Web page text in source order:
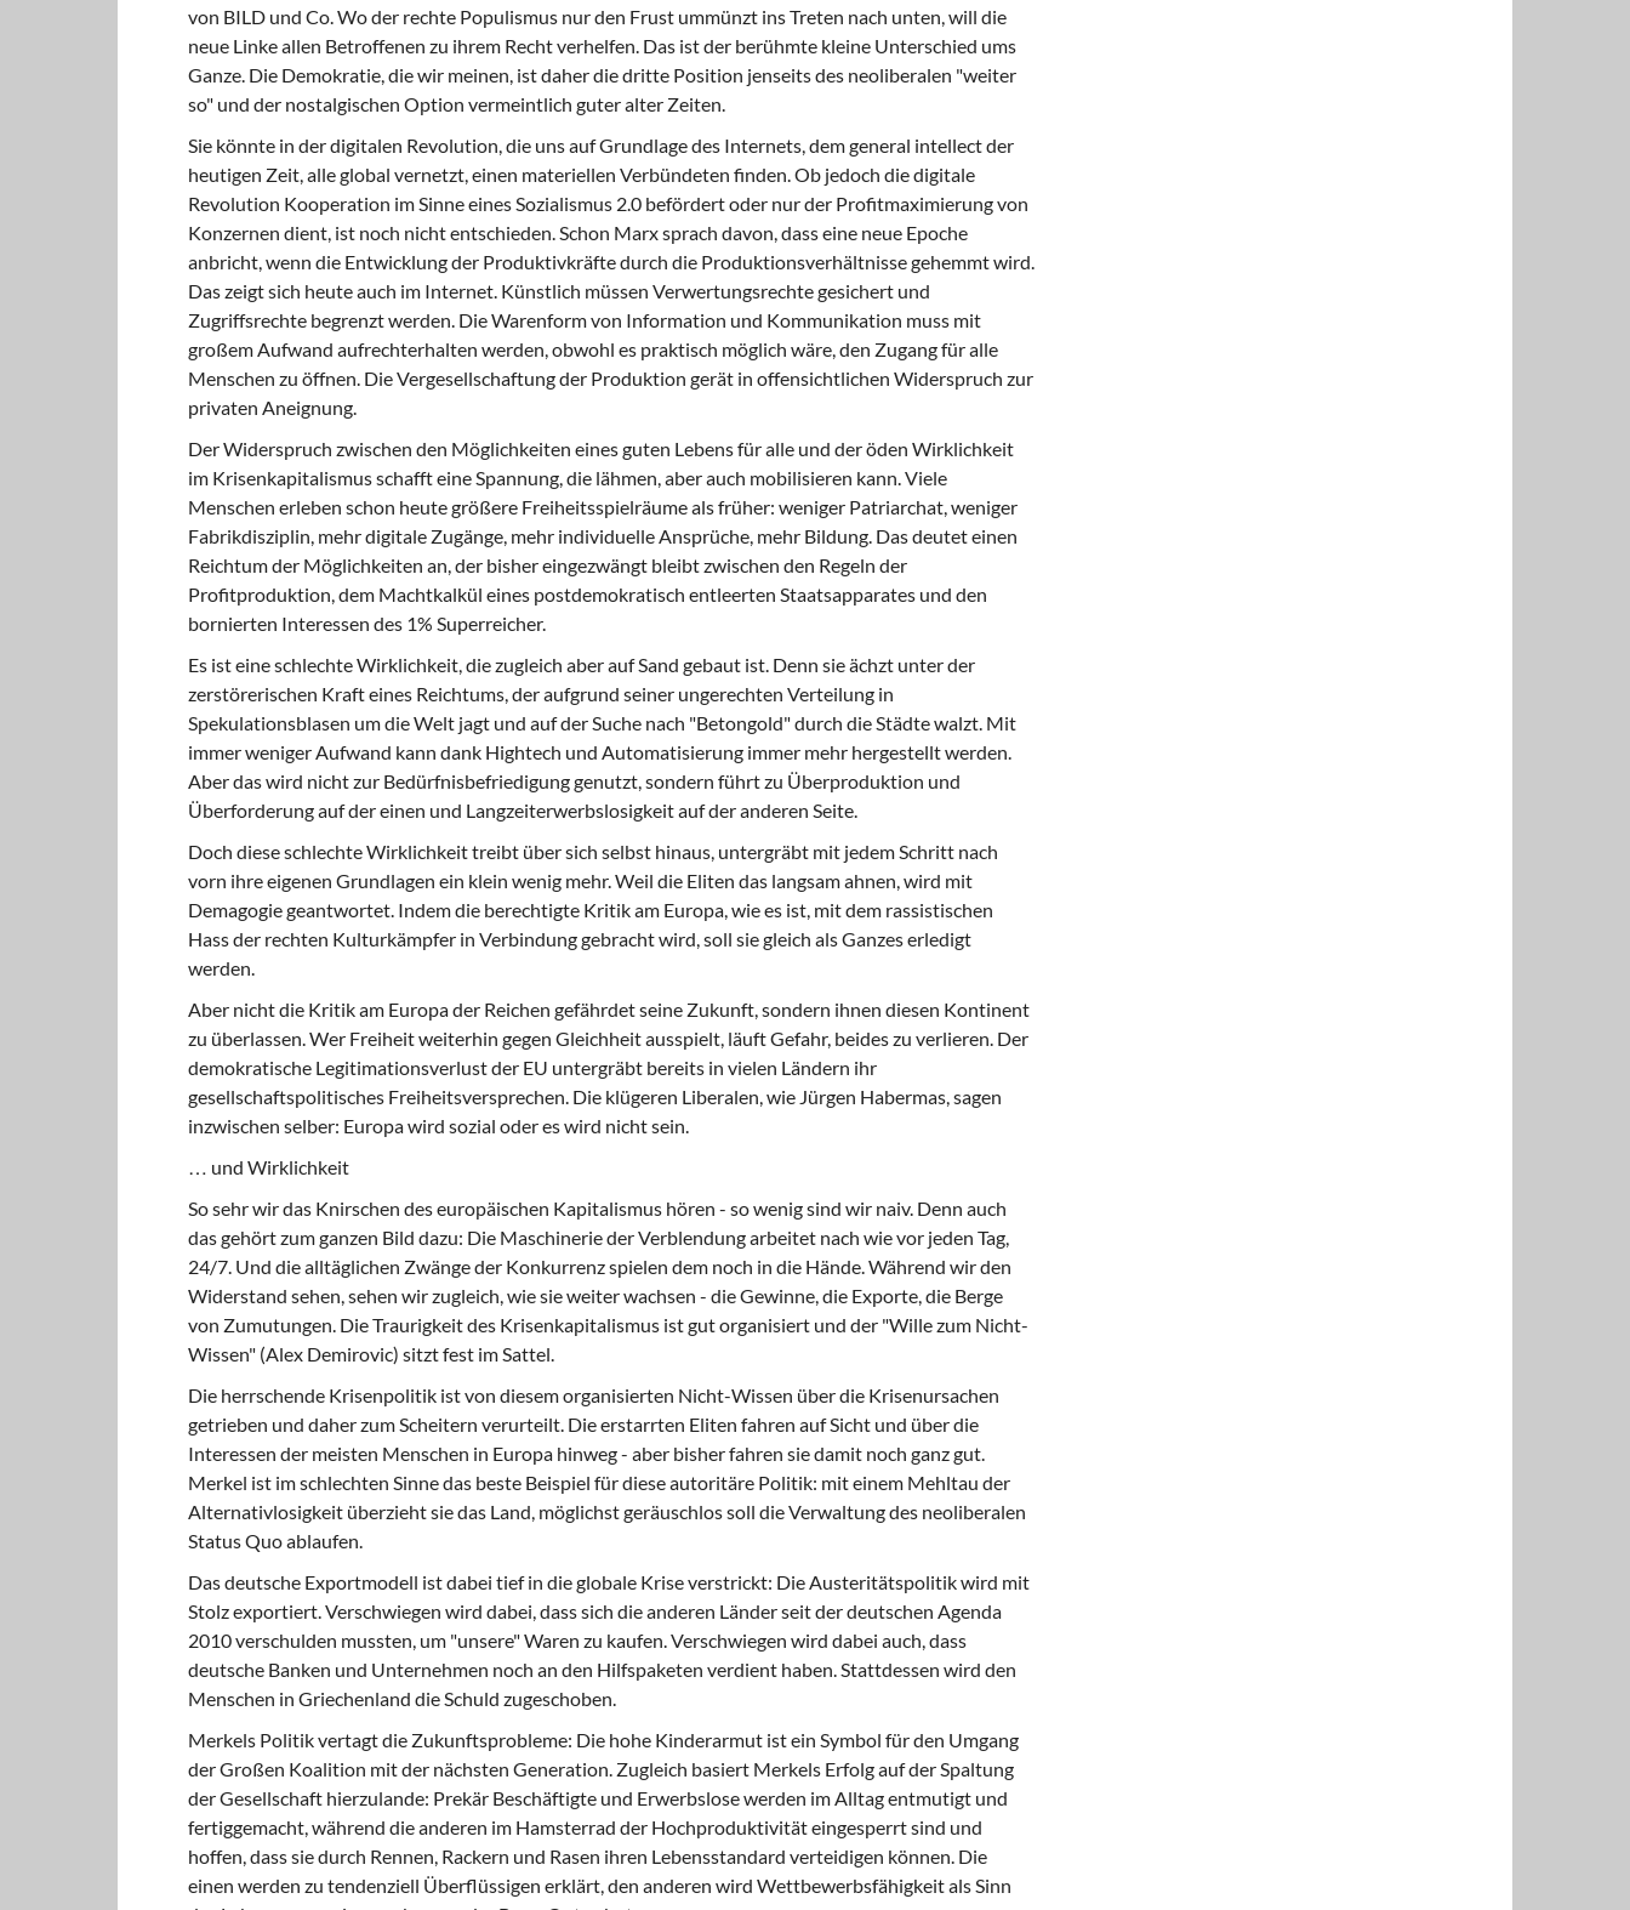
von BILD und Co. Wo der rechte Populismus nur den Frust ummünzt ins Treten nach unten, will die
neue Linke allen Betroffenen zu ihrem Recht verhelfen. Das ist der berühmte kleine Unterschied ums
Ganze. Die Demokratie, die wir meinen, ist daher die dritte Position jenseits des neoliberalen "weiter
so" und der nostalgischen Option vermeintlich guter alter Zeiten.
Sie könnte in der digitalen Revolution, die uns auf Grundlage des Internets, dem general intellect der
heutigen Zeit, alle global vernetzt, einen materiellen Verbündeten finden. Ob jedoch die digitale
Revolution Kooperation im Sinne eines Sozialismus 2.0 befördert oder nur der Profitmaximierung von
Konzernen dient, ist noch nicht entschieden. Schon Marx sprach davon, dass eine neue Epoche
anbricht, wenn die Entwicklung der Produktivkräfte durch die Produktionsverhältnisse gehemmt wird.
Das zeigt sich heute auch im Internet. Künstlich müssen Verwertungsrechte gesichert und
Zugriffsrechte begrenzt werden. Die Warenform von Information und Kommunikation muss mit
großem Aufwand aufrechterhalten werden, obwohl es praktisch möglich wäre, den Zugang für alle
Menschen zu öffnen. Die Vergesellschaftung der Produktion gerät in offensichtlichen Widerspruch zur
privaten Aneignung.
Der Widerspruch zwischen den Möglichkeiten eines guten Lebens für alle und der öden Wirklichkeit
im Krisenkapitalismus schafft eine Spannung, die lähmen, aber auch mobilisieren kann. Viele
Menschen erleben schon heute größere Freiheitsspielräume als früher: weniger Patriarchat, weniger
Fabrikdisziplin, mehr digitale Zugänge, mehr individuelle Ansprüche, mehr Bildung. Das deutet einen
Reichtum der Möglichkeiten an, der bisher eingezwängt bleibt zwischen den Regeln der
Profitproduktion, dem Machtkalkül eines postdemokratisch entleerten Staatsapparates und den
bornierten Interessen des 1% Superreicher.
Es ist eine schlechte Wirklichkeit, die zugleich aber auf Sand gebaut ist. Denn sie ächzt unter der
zerstörerischen Kraft eines Reichtums, der aufgrund seiner ungerechten Verteilung in
Spekulationsblasen um die Welt jagt und auf der Suche nach "Betongold" durch die Städte walzt. Mit
immer weniger Aufwand kann dank Hightech und Automatisierung immer mehr hergestellt werden.
Aber das wird nicht zur Bedürfnisbefriedigung genutzt, sondern führt zu Überproduktion und
Überforderung auf der einen und Langzeiterwerbslosigkeit auf der anderen Seite.
Doch diese schlechte Wirklichkeit treibt über sich selbst hinaus, untergräbt mit jedem Schritt nach
vorn ihre eigenen Grundlagen ein klein wenig mehr. Weil die Eliten das langsam ahnen, wird mit
Demagogie geantwortet. Indem die berechtigte Kritik am Europa, wie es ist, mit dem rassistischen
Hass der rechten Kulturkämpfer in Verbindung gebracht wird, soll sie gleich als Ganzes erledigt
werden.
Aber nicht die Kritik am Europa der Reichen gefährdet seine Zukunft, sondern ihnen diesen Kontinent
zu überlassen. Wer Freiheit weiterhin gegen Gleichheit ausspielt, läuft Gefahr, beides zu verlieren. Der
demokratische Legitimationsverlust der EU untergräbt bereits in vielen Ländern ihr
gesellschaftspolitisches Freiheitsversprechen. Die klügeren Liberalen, wie Jürgen Habermas, sagen
inzwischen selber: Europa wird sozial oder es wird nicht sein.
… und Wirklichkeit
So sehr wir das Knirschen des europäischen Kapitalismus hören - so wenig sind wir naiv. Denn auch
das gehört zum ganzen Bild dazu: Die Maschinerie der Verblendung arbeitet nach wie vor jeden Tag,
24/7. Und die alltäglichen Zwänge der Konkurrenz spielen dem noch in die Hände. Während wir den
Widerstand sehen, sehen wir zugleich, wie sie weiter wachsen - die Gewinne, die Exporte, die Berge
von Zumutungen. Die Traurigkeit des Krisenkapitalismus ist gut organisiert und der "Wille zum Nicht-
Wissen" (Alex Demirovic) sitzt fest im Sattel.
Die herrschende Krisenpolitik ist von diesem organisierten Nicht-Wissen über die Krisenursachen
getrieben und daher zum Scheitern verurteilt. Die erstarrten Eliten fahren auf Sicht und über die
Interessen der meisten Menschen in Europa hinweg - aber bisher fahren sie damit noch ganz gut.
Merkel ist im schlechten Sinne das beste Beispiel für diese autoritäre Politik: mit einem Mehltau der
Alternativlosigkeit überzieht sie das Land, möglichst geräuschlos soll die Verwaltung des neoliberalen
Status Quo ablaufen.
Das deutsche Exportmodell ist dabei tief in die globale Krise verstrickt: Die Austeritätspolitik wird mit
Stolz exportiert. Verschwiegen wird dabei, dass sich die anderen Länder seit der deutschen Agenda
2010 verschulden mussten, um "unsere" Waren zu kaufen. Verschwiegen wird dabei auch, dass
deutsche Banken und Unternehmen noch an den Hilfspaketen verdient haben. Stattdessen wird den
Menschen in Griechenland die Schuld zugeschoben.
Merkels Politik vertagt die Zukunftsprobleme: Die hohe Kinderarmut ist ein Symbol für den Umgang
der Großen Koalition mit der nächsten Generation. Zugleich basiert Merkels Erfolg auf der Spaltung
der Gesellschaft hierzulande: Prekär Beschäftigte und Erwerbslose werden im Alltag entmutigt und
fertiggemacht, während die anderen im Hamsterrad der Hochproduktivität eingesperrt sind und
hoffen, dass sie durch Rennen, Rackern und Rasen ihren Lebensstandard verteidigen können. Die
einen werden zu tendenziell Überflüssigen erklärt, den anderen wird Wettbewerbsfähigkeit als Sinn